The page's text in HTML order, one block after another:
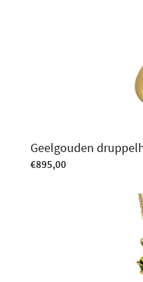
Geelgouden
€895,00